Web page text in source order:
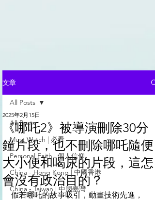
文章
All Posts
Must Watch | 必看
Personal Faith | 個人信仰
China - Hong Kong | 中國香港
China - Taiwan | 中國臺灣
All Posts
《哪吒2》被導演刪除30分
鐘片段，也不刪除哪吒隨便
大小便和喝尿的片段，這怎
會沒有政治目的？
2025年2月15日
假若哪吒的故事吸引，動畫技術先進，